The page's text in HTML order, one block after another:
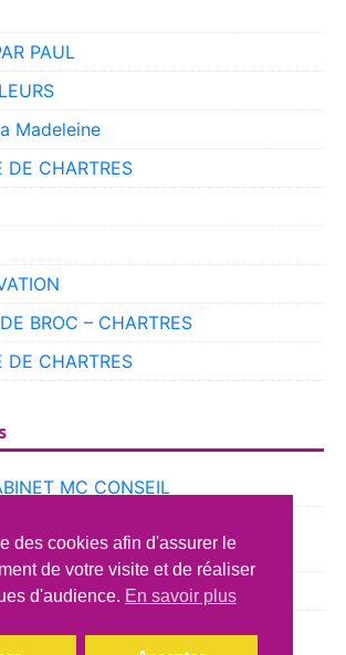
PAUL
Madeleine
DE CHARTRES
BROC – CHARTRES
DE CHARTRES
MC CONSEIL
ATELIER DU CAMPING CAR
des cookies afin d'assurer le
de votre visite et de réaliser
d'audience. En savoir plus